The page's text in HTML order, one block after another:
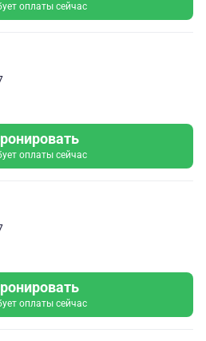
оплаты сейчас
оплаты сейчас
оплаты сейчас